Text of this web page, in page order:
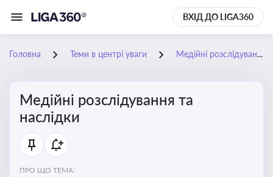
ВХІД ДО LIGA360
Головна Теми в центрі уваги Медійні розслідування та наслідки
Медійні розслідування та
наслідки
ПРО ЩО ТЕМА: